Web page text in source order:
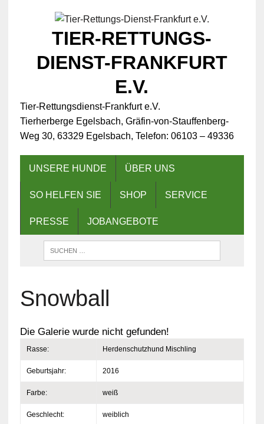
TIER-RETTUNGS-
DIENST-FRANKFURT
E.V.
Tier-Rettungsdienst-Frankfurt e.V.
Tierherberge Egelsbach, Gräfin-von-Stauffenberg-
Weg 30, 63329 Egelsbach, Telefon: 06103 – 49336
UNSERE HUNDE ÜBER UNS
SO HELFEN SIE SHOP SERVICE
PRESSE JOBANGEBOTE
Snowball
Die Galerie wurde nicht gefunden!
Rasse: Herdenschutzhund Mischling
Geburtsjahr: 2016
Farbe: weiß
Geschlecht: weiblich